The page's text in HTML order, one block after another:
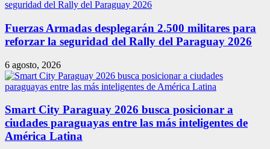
Fuerzas Armadas desplegarán 2.500 militares para
reforzar la seguridad del Rally del Paraguay 2026
6 agosto, 2026
Smart City Paraguay 2026 busca posicionar a
ciudades paraguayas entre las más inteligentes de
América Latina